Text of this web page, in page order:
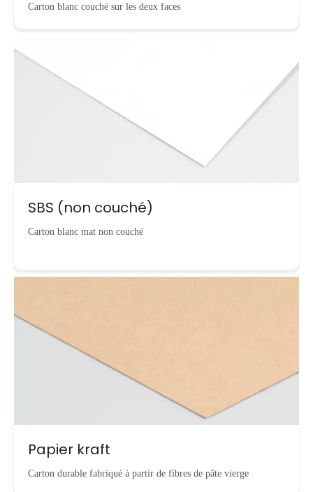
Carton blanc couché sur les deux faces
SBS (non couché)
Carton blanc mat non couché
Papier kraft
Carton durable fabriqué à partir de fibres de pâte vierge